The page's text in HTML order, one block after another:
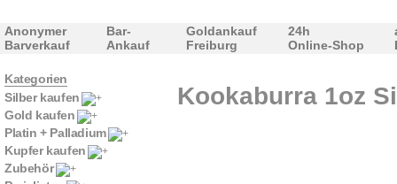
Anonymer
Barverkauf
Bar-
Ankauf
Goldankauf
Freiburg
24h
Online-Shop
Kategorien
Silber kaufen
Gold kaufen
Platin + Palladium
Kupfer kaufen
Zubehör
Kookaburra 1oz